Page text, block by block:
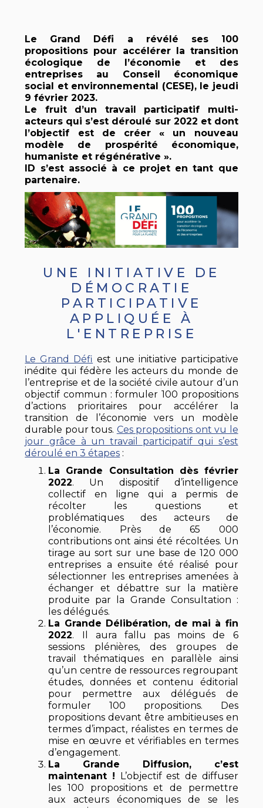
Le Grand Défi a révélé ses 100
propositions pour accélérer la transition
écologique de l’économie et des
entreprises au Conseil économique
social et environnemental (CESE), le jeudi
9 février 2023.
Le fruit d’un travail participatif multi-
acteurs qui s’est déroulé sur 2022 et dont
l’objectif est de créer « un nouveau
modèle de prospérité économique,
humaniste et régénérative ».
ID s’est associé à ce projet en tant que
partenaire.
UNE INITIATIVE DE
DÉMOCRATIE
PARTICIPATIVE
APPLIQUÉE À
L'ENTREPRISE
Le Grand Défi est une initiative participative
inédite qui fédère les acteurs du monde de
l’entreprise et de la société civile autour d’un
objectif commun : formuler 100 propositions
d’actions prioritaires pour accélérer la
transition de l’économie vers un modèle
durable pour tous. Ces propositions ont vu le
jour grâce à un travail participatif qui s’est
déroulé en 3 étapes :
La Grande Consultation dès février
2022. Un dispositif d’intelligence
collectif en ligne qui a permis de
récolter les questions et
problématiques des acteurs de
l’économie. Près de 65 000
contributions ont ainsi été récoltées. Un
tirage au sort sur une base de 120 000
entreprises a ensuite été réalisé pour
sélectionner les entreprises amenées à
échanger et débattre sur la matière
produite par la Grande Consultation :
les délégués.
La Grande Délibération, de mai à fin
2022. Il aura fallu pas moins de 6
sessions plénières, des groupes de
travail thématiques en parallèle ainsi
qu’un centre de ressources regroupant
études, données et contenu éditorial
pour permettre aux délégués de
formuler 100 propositions. Des
propositions devant être ambitieuses en
termes d’impact, réalistes en termes de
mise en œuvre et vérifiables en termes
d’engagement.
La Grande Diffusion, c’est
maintenant !
L’objectif est de diffuser
les 100 propositions et de permettre
aux acteurs économiques de se les